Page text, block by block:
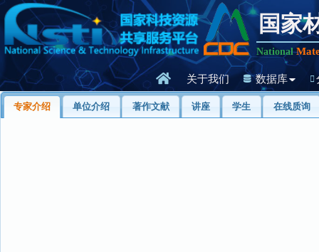
国家
National
关于我们 数据库
专家介绍 单位介绍 著作文献 讲座 学生 在线质询